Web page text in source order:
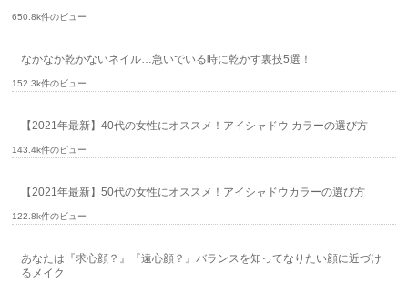
650.8k件のビュー
なかなか乾かないネイル…急いでいる時に乾かす裏技5選！
152.3k件のビュー
【2021年最新】40代の女性にオススメ！アイシャドウ カラーの選び方
143.4k件のビュー
【2021年最新】50代の女性にオススメ！アイシャドウカラーの選び方
122.8k件のビュー
あなたは『求心顔？』『遠心顔？』バランスを知ってなりたい顔に近づけ
るメイク